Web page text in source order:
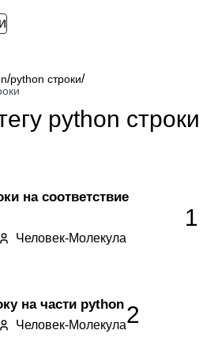
/python строки/
python строки
на соответствие
Человек-Молекула
1
на части python
Человек-Молекула2